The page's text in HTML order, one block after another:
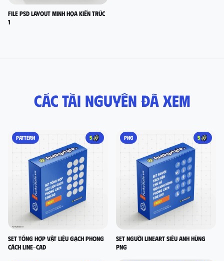
FILE PSD LAYOUT MINH HỌA KIẾN TRÚC
1
Các tài nguyên đã xem
PATTERN 5
set tổng hợp vật liệu gạch phong
cách LINE-CAD
PNG 5
Set người lineart siêu anh hùng
PNG